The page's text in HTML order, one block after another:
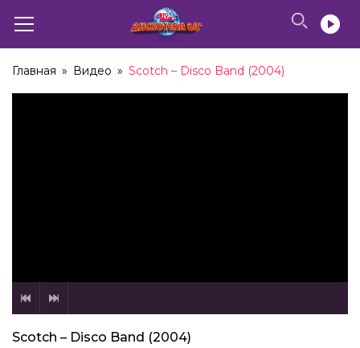
Главная » Видео » Scotch – Disco Band (2004)
Scotch – Disco Band (2004)